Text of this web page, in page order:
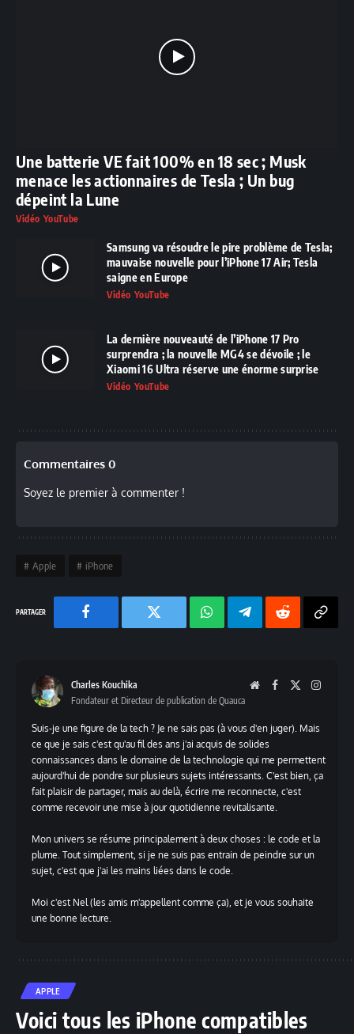
Une batterie VE fait 100% en 18 sec ; Musk
menace les actionnaires de Tesla ; Un bug
dépeint la Lune
Vidéo YouTube
Samsung va résoudre le pire problème de Tesla;
mauvaise nouvelle pour l’iPhone 17 Air; Tesla
saigne en Europe
Vidéo YouTube
La dernière nouveauté de l’iPhone 17 Pro
surprendra ; la nouvelle MG4 se dévoile ; le
Xiaomi 16 Ultra réserve une énorme surprise
Vidéo YouTube
Commentaires 0
Soyez le premier à commenter !
Apple iPhone
Facebook Twitter
Chaine
TelegramReddit
Charles Kouchika WebsiteFacebook
Fondateur et Directeur de publication de Quauca
Suis-je une figure de la tech ? Je ne sais pas (à vous d'en juger). Mais
ce que je sais c'est qu'au fil des ans j'ai acquis de solides
connaissances dans le domaine de la technologie qui me permettent
aujourd'hui de pondre sur plusieurs sujets intéressants. C'est bien, ça
fait plaisir de partager, mais au delà, écrire me reconnecte, c'est
comme recevoir une mise à jour quotidienne revitalisante.
Mon univers se résume principalement à deux choses : le code et la
plume. Tout simplement, si je ne suis pas entrain de peindre sur un
sujet, c'est que j'ai les mains liées dans le code.
Moi c'est Nel (les amis m'appellent comme ça), et je vous souhaite
une bonne lecture.
APPLE
Voici tous les iPhone compatibles